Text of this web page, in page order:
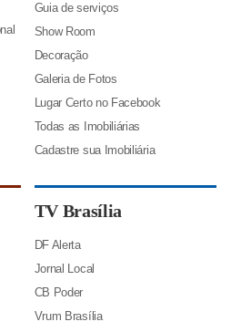
Guia de serviços
Show Room
Decoração
Galeria de Fotos
Lugar Certo no Facebook
Todas as Imobiliárias
Cadastre sua Imobiliária
TV Brasília
DF Alerta
Jornal Local
CB Poder
Vrum Brasília